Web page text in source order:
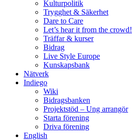
Kulturpolitik
Trygghet & Säkerhet
Dare to Care
Let’s hear it from the crowd!
Träffar & kurser
Bidrag
Live Style Europe
Kunskapsbank
Nätverk
Indiego
Wiki
Bidragsbanken
Projektstöd – Ung arrangör
Starta förening
Driva förening
English